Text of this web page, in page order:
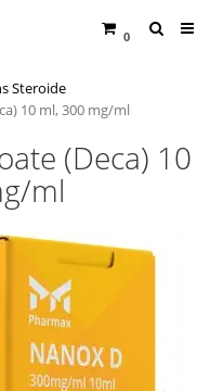
0
Steroide
10 ml, 300 mg/ml
(Deca) 10
ml